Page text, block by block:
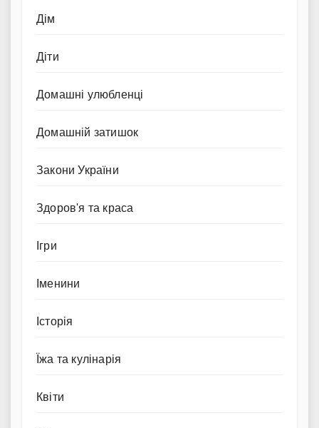
Дім
Діти
Домашні улюбленці
Домашній затишок
Закони України
Здоров'я та краса
Ігри
Іменини
Історія
Їжа та кулінарія
Квіти